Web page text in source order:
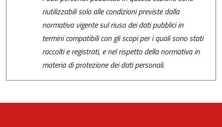
riutilizzabili solo alle condizioni previste dalla
normativa vigente sul riuso dei dati pubblici in
termini compatibili con gli scopi per i quali sono stati
raccolti e registrati, e nel rispetto della normativa in
materia di protezione dei dati personali.